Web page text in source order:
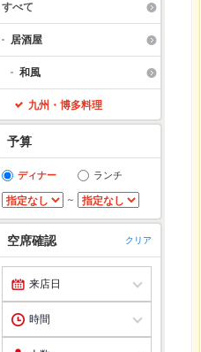
すべて
居酒屋
和風
九州・博多料理
予算
ディナー ランチ
～
空席確認 クリア